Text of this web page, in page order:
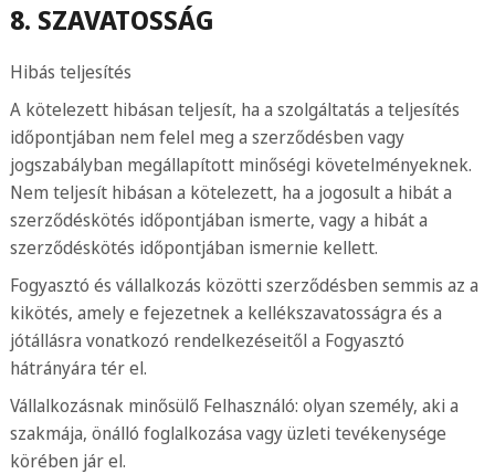
8. SZAVATOSSÁG
Hibás teljesítés
A kötelezett hibásan teljesít, ha a szolgáltatás a teljesítés
időpontjában nem felel meg a szerződésben vagy
jogszabályban megállapított minőségi követelményeknek.
Nem teljesít hibásan a kötelezett, ha a jogosult a hibát a
szerződéskötés időpontjában ismerte, vagy a hibát a
szerződéskötés időpontjában ismernie kellett.
Fogyasztó és vállalkozás közötti szerződésben semmis az a
kikötés, amely e fejezetnek a kellékszavatosságra és a
jótállásra vonatkozó rendelkezéseitől a Fogyasztó
hátrányára tér el.
Vállalkozásnak minősülő Felhasználó: olyan személy, aki a
szakmája, önálló foglalkozása vagy üzleti tevékenysége
körében jár el.